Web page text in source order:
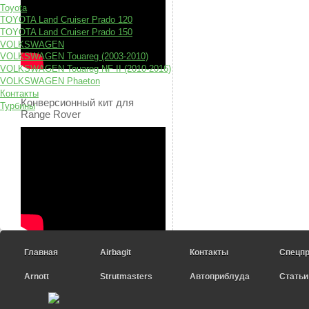
Toyota
TOYOTA Land Cruiser Prado 120
TOYOTA Land Cruiser Prado 150
VOLKSWAGEN
VOLKSWAGEN Touareg (2003-2010)
VOLKSWAGEN Touareg NF II (2010-2016)
VOLKSWAGEN Phaeton
Контакты
ТурбиныКонверсионный кит для
Range Rover
Главная Airbagit Контакты
Arnott Strutmasters Автоприблуда Статьи